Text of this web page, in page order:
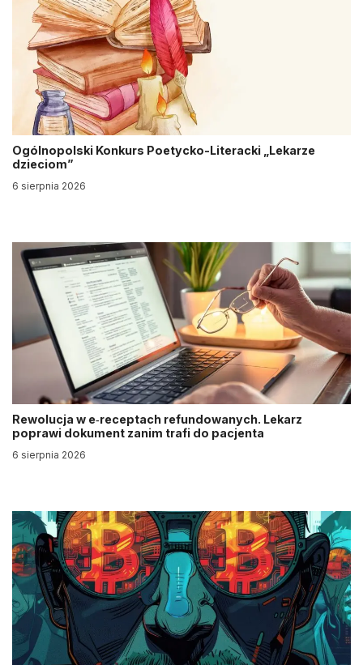
Ogólnopolski Konkurs Poetycko-Literacki „Lekarze
dzieciom”
6 sierpnia 2026
Rewolucja w e‑receptach refundowanych. Lekarz
poprawi dokument zanim trafi do pacjenta
6 sierpnia 2026